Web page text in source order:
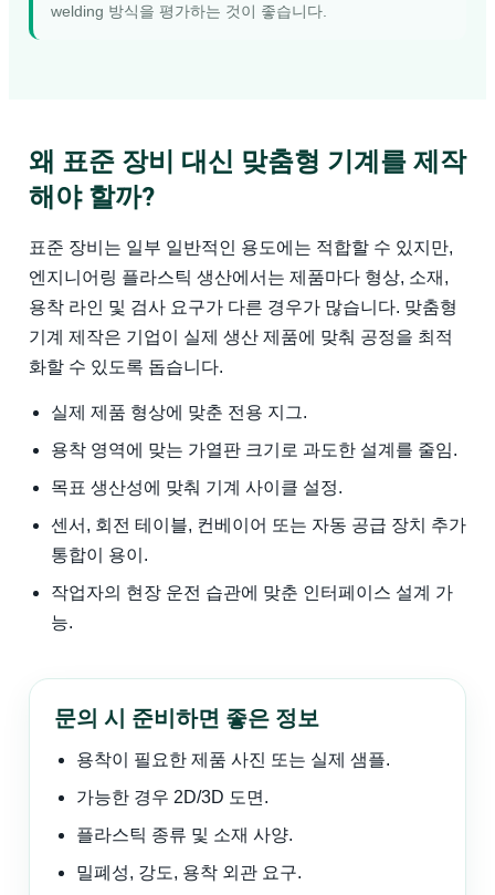
welding 방식을 평가하는 것이 좋습니다.
왜 표준 장비 대신 맞춤형 기계를 제작
해야 할까?
표준 장비는 일부 일반적인 용도에는 적합할 수 있지만,
엔지니어링 플라스틱 생산에서는 제품마다 형상, 소재,
용착 라인 및 검사 요구가 다른 경우가 많습니다. 맞춤형
기계 제작은 기업이 실제 생산 제품에 맞춰 공정을 최적
화할 수 있도록 돕습니다.
실제 제품 형상에 맞춘 전용 지그.
용착 영역에 맞는 가열판 크기로 과도한 설계를 줄임.
목표 생산성에 맞춰 기계 사이클 설정.
센서, 회전 테이블, 컨베이어 또는 자동 공급 장치 추가
통합이 용이.
작업자의 현장 운전 습관에 맞춘 인터페이스 설계 가
능.
문의 시 준비하면 좋은 정보
용착이 필요한 제품 사진 또는 실제 샘플.
가능한 경우 2D/3D 도면.
플라스틱 종류 및 소재 사양.
밀폐성, 강도, 용착 외관 요구.